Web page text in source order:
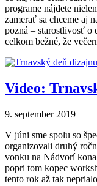
programe nájdete
zamerať sa chceme aj
pozná – starostlivosť o
celkom bežné, že
Video:
9. september 2019
V júni sme spolu so
organizovali druhý
vonku na Nádvorí
popri tom kopec
tento rok až tak